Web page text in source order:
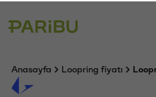
Anasayfa Loopring fiyatı